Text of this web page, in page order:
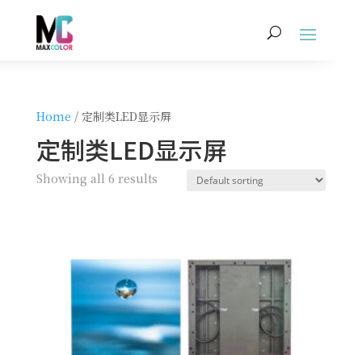
Home / 定制类LED显示屏
定制类LED显示屏
Showing all 6 results